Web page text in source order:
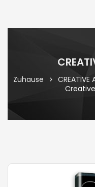
Zuhause CREATIVE